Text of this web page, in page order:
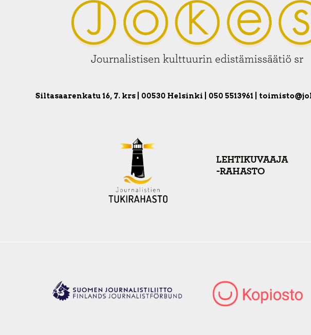
Siltasaarenkatu 16, 7. krs | 00530 Helsinki | 050 5513961 |